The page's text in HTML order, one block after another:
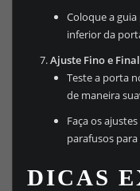
Coloque a
inferior da
Ajuste Fino e
Teste a porta
de maneira
Faça os
parafusos
DICAS